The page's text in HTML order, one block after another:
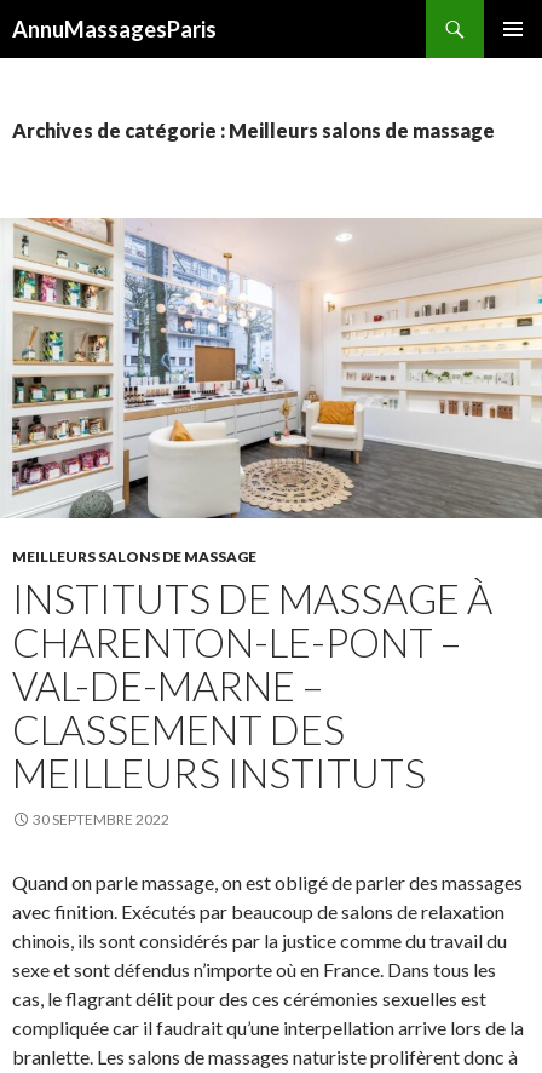
AnnuMassagesParis
Archives de catégorie : Meilleurs salons de massage
MEILLEURS SALONS DE MASSAGE
INSTITUTS DE MASSAGE À
CHARENTON-LE-PONT –
VAL-DE-MARNE –
CLASSEMENT DES
MEILLEURS INSTITUTS
30 SEPTEMBRE 2022
Quand on parle massage, on est obligé de parler des massages
avec finition. Exécutés par beaucoup de salons de relaxation
chinois, ils sont considérés par la justice comme du travail du
sexe et sont défendus n’importe où en France. Dans tous les
cas, le flagrant délit pour des ces cérémonies sexuelles est
compliquée car il faudrait qu’une interpellation arrive lors de la
branlette. Les salons de massages naturiste prolifèrent donc à